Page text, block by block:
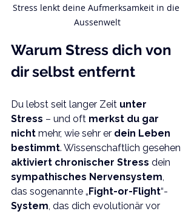
Stress lenkt deine Aufmerksamkeit in die
Aussenwelt
Warum Stress dich von
dir selbst entfernt
Du lebst seit langer Zeit unter
Stress – und oft merkst du gar
nicht mehr, wie sehr er dein Leben
bestimmt. Wissenschaftlich gesehen
aktiviert chronischer Stress dein
sympathisches Nervensystem,
das sogenannte „Fight-or-Flight“-
System, das dich evolutionär vor